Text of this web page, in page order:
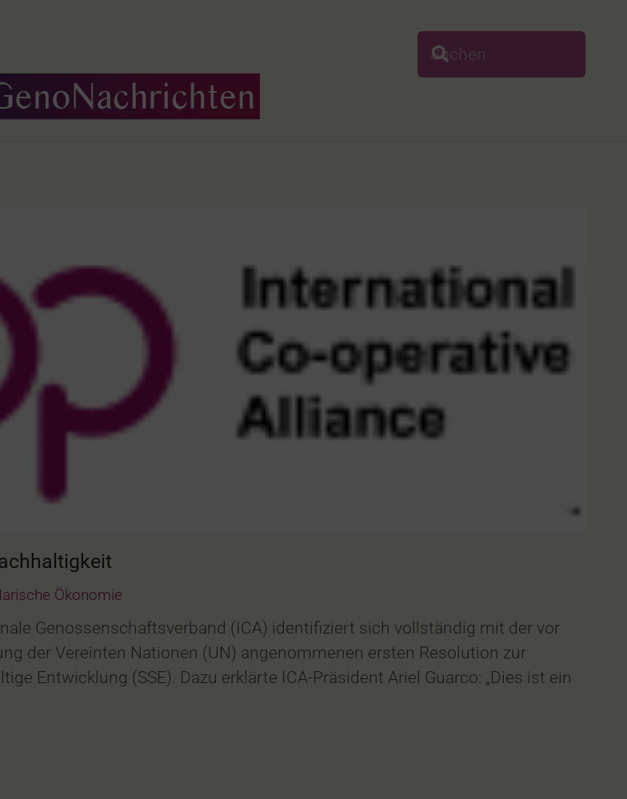
Ökonomie
Genossenschaftsverband (ICA) identifiziert sich vollständig mit der vor
der Vereinten Nationen (UN) angenommenen ersten Resolution zur
Entwicklung (SSE). Dazu erklärte ICA-Präsident Ariel Guarco: „Dies ist ein